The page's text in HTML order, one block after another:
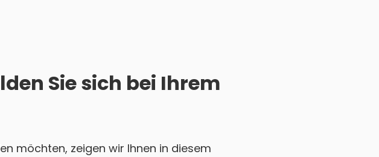
Sie sich bei Ihrem
möchten, zeigen wir Ihnen in diesem